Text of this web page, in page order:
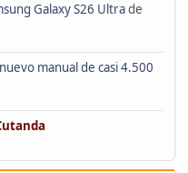
Galaxy S26 Ultrade
manual de casi 4.500